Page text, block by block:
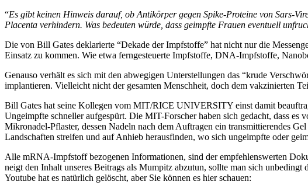
“Es gibt keinen Hinweis darauf, ob Antikörper gegen Spike-Proteine von Sars-
Placenta verhindern. Was bedeuten würde, dass geimpfte Frauen eventuell
Die von Bill Gates deklarierte “Dekade der Impfstoffe” hat nicht nur die
Einsatz zu kommen. Wie etwa ferngesteuerte Impfstoffe, DNA-Impfstoffe,
Genauso verhält es sich mit den abwegigen Unterstellungen das “krude
implantieren. Vielleicht nicht der gesamten Menschheit, doch dem vakzinierten
Bill Gates hat seine Kollegen vom MIT/RICE UNIVERSITY einst damit
Ungeimpfte schneller aufgespürt. Die MIT-Forscher haben sich gedacht, dass
Mikronadel-Pflaster, dessen Nadeln nach dem Auftragen ein transmittierendes
Landschaften streifen und auf Anhieb herausfinden, wo sich ungeimpfte oder
Alle mRNA-Impfstoff bezogenen Informationen, sind der empfehlenswerten
neigt den Inhalt unseres Beitrags als Mumpitz abzutun, sollte man sich
Youtube hat es natürlich gelöscht, aber Sie können es hier schauen: